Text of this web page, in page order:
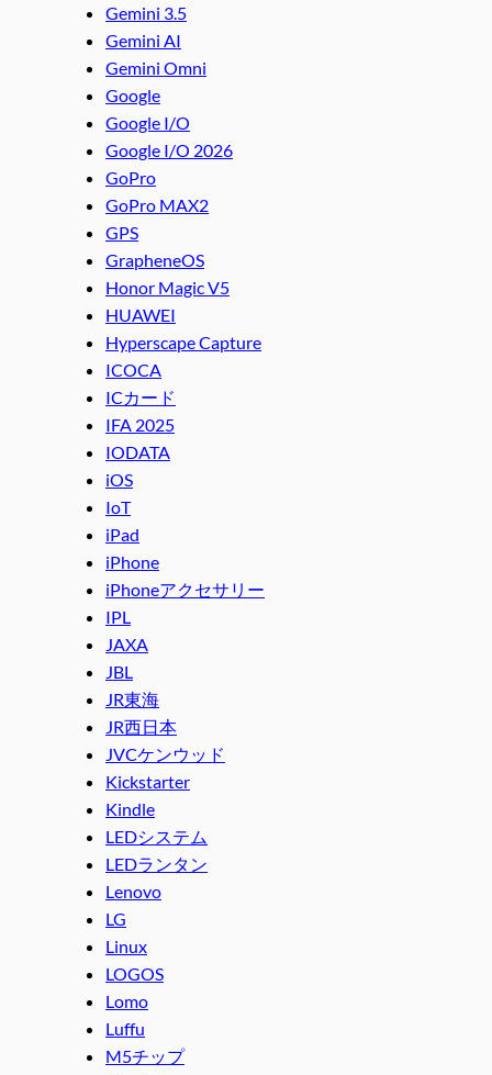
Gemini 3.5
Gemini AI
Gemini Omni
Google
Google I/O
Google I/O 2026
GoPro
GoPro MAX2
GPS
GrapheneOS
Honor Magic V5
HUAWEI
Hyperscape Capture
ICOCA
ICカード
IFA 2025
IODATA
iOS
IoT
iPad
iPhone
iPhoneアクセサリー
IPL
JAXA
JBL
JR東海
JR西日本
JVCケンウッド
Kickstarter
Kindle
LEDシステム
LEDランタン
Lenovo
LG
Linux
LOGOS
Lomo
Luffu
M5チップ